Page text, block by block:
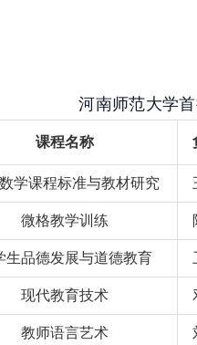
河南师范大学
课程名称
学课程标准与教材研究
微格教学训练
生品德发展与道德教育
现代教育技术
教师语言艺术